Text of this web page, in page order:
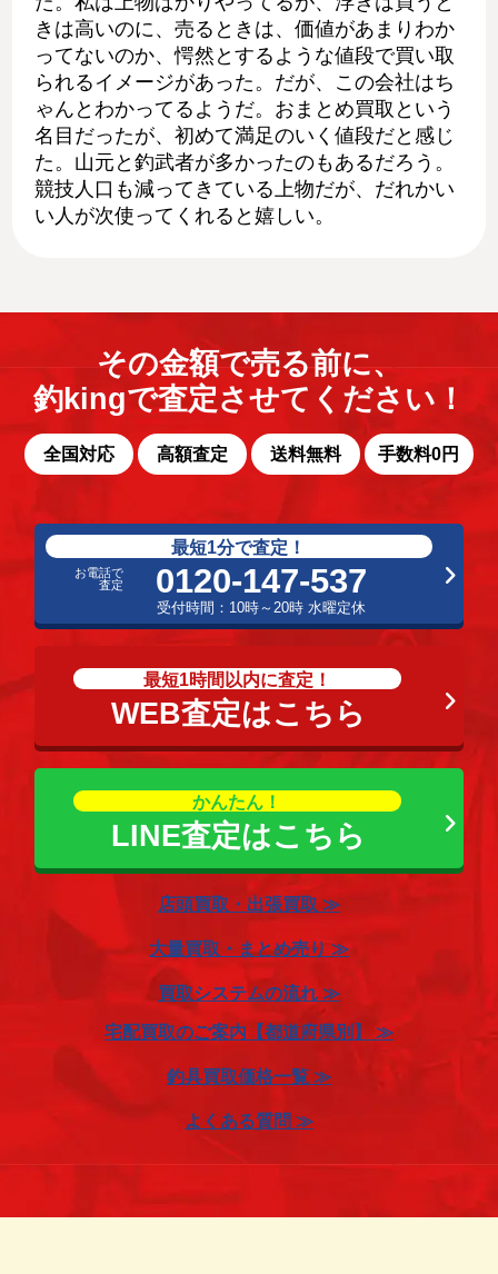
きは高いのに、売るときは、価値があまりわか
ってないのか、愕然とするような値段で買い取
られるイメージがあった。だが、この会社はち
ゃんとわかってるようだ。おまとめ買取という
名目だったが、初めて満足のいく値段だと感じ
た。山元と釣武者が多かったのもあるだろう。
競技人口も減ってきている上物だが、だれかい
い人が次使ってくれると嬉しい。
その金額で売る前に、
釣kingで査定させてください！
全国対応 高額査定 送料無料 手数料0円
最短1分で査定！
お電話で
査定
0120-147-537
受付時間：10時～20時 水曜定休
最短1時間以内に査定！
WEB査定はこちら
かんたん！
LINE査定はこちら
店頭買取・出張買取 ≫
大量買取・まとめ売り ≫
買取システムの流れ ≫
宅配買取のご案内【都道府県別】 ≫
釣具買取価格一覧 ≫
よくある質問 ≫